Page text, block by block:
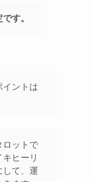
す。
イントは
ロットで
ヒーリ
して、運